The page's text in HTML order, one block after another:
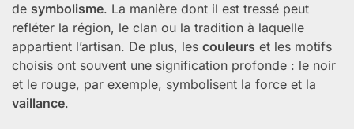
de symbolisme. La manière dont il est tressé peut
refléter la région, le clan ou la tradition à laquelle
appartient l’artisan. De plus, les couleurs et les motifs
choisis ont souvent une signification profonde : le noir
et le rouge, par exemple, symbolisent la force et la
vaillance.